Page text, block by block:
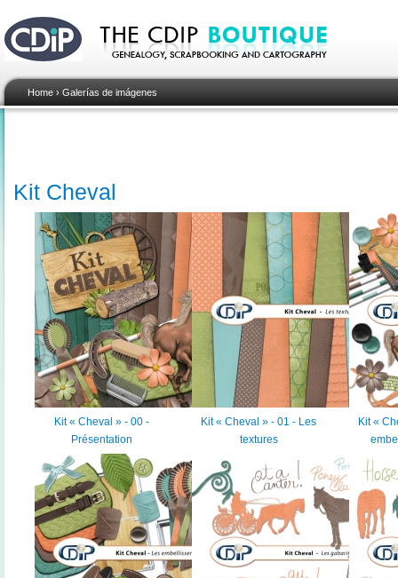
Home › Galerías de imágenes
Kit Cheval
Kit « Cheval » - 00 -
Présentation
Kit « Cheval » - 01 - Les
textures
Kit «